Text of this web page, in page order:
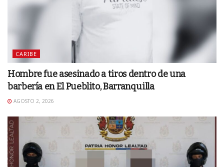
CARIBE
Hombre fue asesinado a tiros dentro de una
barbería en El Pueblito, Barranquilla
AGOSTO 2, 2026